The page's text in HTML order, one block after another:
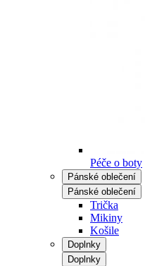
Péče o boty
Pánské oblečení
Pánské oblečení
Trička
Mikiny
Košile
Doplnky
Doplnky